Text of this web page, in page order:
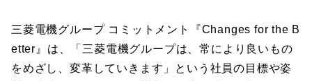
三菱電機グループ コミットメント『Changes for the B
etter』は、「三菱電機グループは、常により良いもの
をめざし、変革していきます」という社員の目標や姿